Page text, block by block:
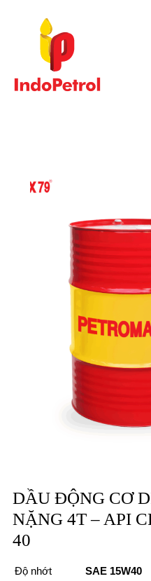
DẦU ĐỘNG CƠ
NẶNG 4T – API
40
Độ nhớt SAE 15W40